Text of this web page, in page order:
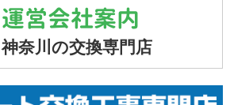
運営会社案内
神奈川の交換専門店